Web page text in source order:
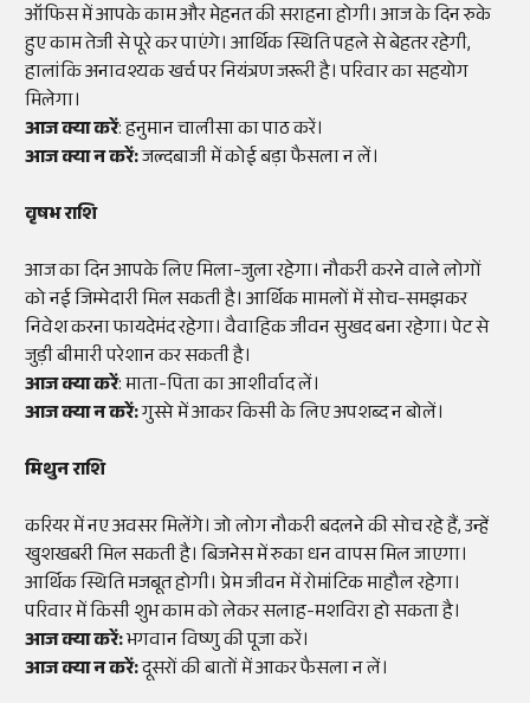
ऑफिस में आपके काम और मेहनत की सराहना होगी। आज के दिन रुके
हुए काम तेजी से पूरे कर पाएंगे। आर्थिक स्थिति पहले से बेहतर रहेगी,
हालांकि अनावश्यक खर्च पर नियंत्रण जरूरी है। परिवार का सहयोग
मिलेगा।
आज क्या करें: हनुमान चालीसा का पाठ करें।
आज क्या न करें:जल्दबाजी में कोई बड़ा फैसला न लें।
वृषभ राशि
आज का दिन आपके लिए मिला-जुला रहेगा। नौकरी करने वाले लोगों
को नई जिम्मेदारी मिल सकती है। आर्थिक मामलों में सोच-समझकर
निवेश करना फायदेमंद रहेगा। वैवाहिक जीवन सुखद बना रहेगा। पेट से
जुड़ी बीमारी परेशान कर सकती है।
आज क्या करें: माता-पिता का आशीर्वाद लें।
आज क्या न करें:गुस्से में आकर किसी के लिए अपशब्द न बोलें।
मिथुन राशि
करियर में नए अवसर मिलेंगे। जो लोग नौकरी बदलने की सोच रहे हैं, उन्हें
खुशखबरी मिल सकती है। बिजनेस में रुका धन वापस मिल जाएगा।
आर्थिक स्थिति मजबूत होगी। प्रेम जीवन में रोमांटिक माहौल रहेगा।
परिवार में किसी शुभ काम को लेकर सलाह-मशविरा हो सकता है।
आज क्या करें:भगवान विष्णु की पूजा करें।
आज क्या न करें:दूसरों की बातों में आकर फैसला न लें।